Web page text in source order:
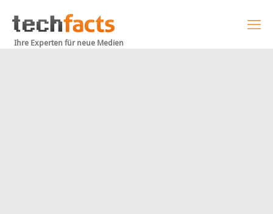
Ihre Experten für neue Medien